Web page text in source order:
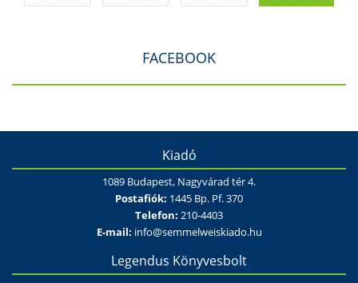
FACEBOOK
Kiadó
1089 Budapest, Nagyvárad tér 4.
Postafiók: 1445 Bp. Pf. 370
Telefon: 210-4403
E-mail: info@semmelweiskiado.hu
Legendus Könyvesbolt